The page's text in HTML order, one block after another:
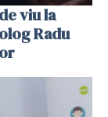
viu la
Radu